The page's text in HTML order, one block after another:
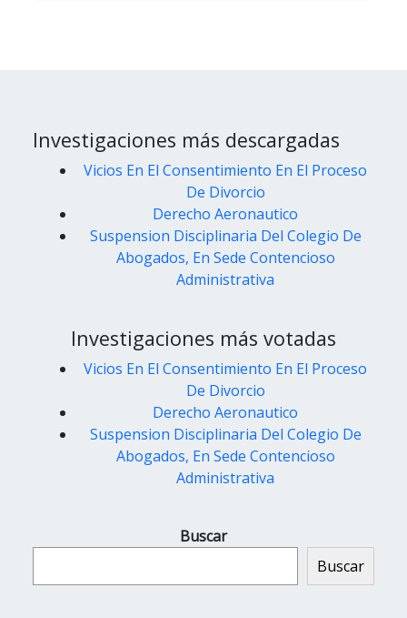
Investigaciones más descargadas
Vicios En El Consentimiento En El Proceso
De Divorcio
Derecho Aeronautico
Suspension Disciplinaria Del Colegio De
Abogados, En Sede Contencioso
Administrativa
Investigaciones más votadas
Vicios En El Consentimiento En El Proceso
De Divorcio
Derecho Aeronautico
Suspension Disciplinaria Del Colegio De
Abogados, En Sede Contencioso
Administrativa
Buscar
Buscar